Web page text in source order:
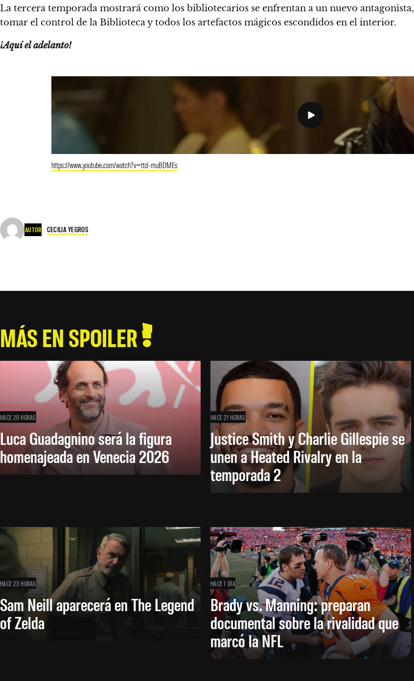
La tercera temporada mostrará como los bibliotecarios se enfrentan a un nuevo antagonista,
tomar el control de la Biblioteca y todos los artefactos mágicos escondidos en el interior.
¡Aquí el adelanto!
https://www.youtube.com/watch?v=ttd-muBDMEs
AUTOR CECILIA YEGROS
MÁS EN SPOILER
HACE 20 HORAS
Luca Guadagnino será la figura
homenajeada en Venecia 2026
HACE 21 HORAS
Justice Smith y Charlie Gillespie se
unen a Heated Rivalry en la
temporada 2
HACE 23 HORAS
Sam Neill aparecerá en The Legend
of Zelda
HACE 1 DÍA
Brady vs. Manning: preparan
documental sobre la rivalidad que
marcó la NFL